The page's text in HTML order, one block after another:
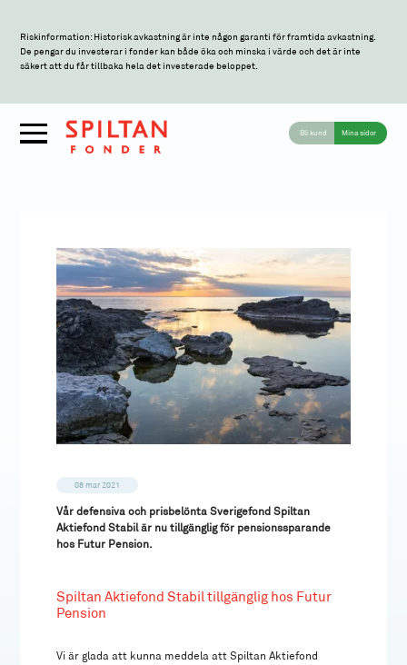
Riskinformation: Historisk avkastning är inte någon garanti för framtida avkastning.
De pengar du investerar i fonder kan både öka och minska i värde och det är inte
säkert att du får tillbaka hela det investerade beloppet.
Bli kund Mina sidor
08 mar 2021
Vår defensiva och prisbelönta Sverigefond Spiltan
Aktiefond Stabil är nu tillgänglig för pensionssparande
hos Futur Pension.
Spiltan Aktiefond Stabil tillgänglig hos Futur
Pension
Vi är glada att kunna meddela att Spiltan Aktiefond